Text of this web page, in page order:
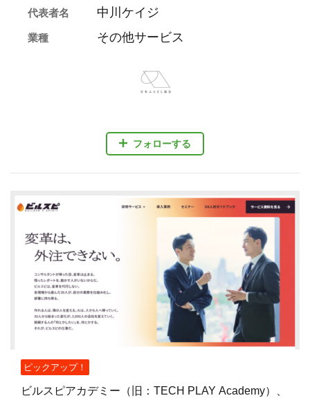
フォローする
代表者名 中川ケイジ
業種 その他サービス
ピックアップ！
ビルスピアカデミー（旧：TECH PLAY Academy）、